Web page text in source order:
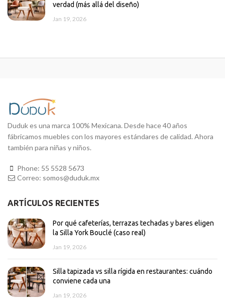
verdad (más allá del diseño)
Jan 19, 2026
Duduk es una marca 100% Mexicana. Desde hace 40 años
fábricamos muebles con los mayores estándares de calidad. Ahora
también para niñas y niños.
Phone: 55 5528 5673
Correo: somos@duduk.mx
ARTÍCULOS RECIENTES
Por qué cafeterías, terrazas techadas y bares eligen
la Silla York Bouclé (caso real)
Jan 19, 2026
Silla tapizada vs silla rígida en restaurantes: cuándo
conviene cada una
Jan 19, 2026